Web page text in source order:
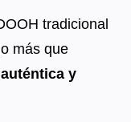
tradicional
más que
y